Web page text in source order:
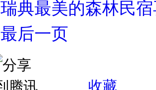
最后一页
收藏